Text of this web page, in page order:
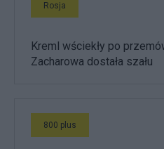
Rosja
Kreml wściekły po
Zacharowa dostała szału
800 plus